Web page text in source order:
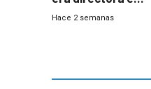
UTE “no era muy
Hace 2 semanas